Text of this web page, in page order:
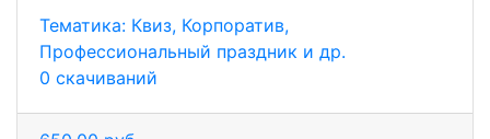
Тематика: Квиз, Корпоратив,
Профессиональный праздник и др.
0 скачиваний